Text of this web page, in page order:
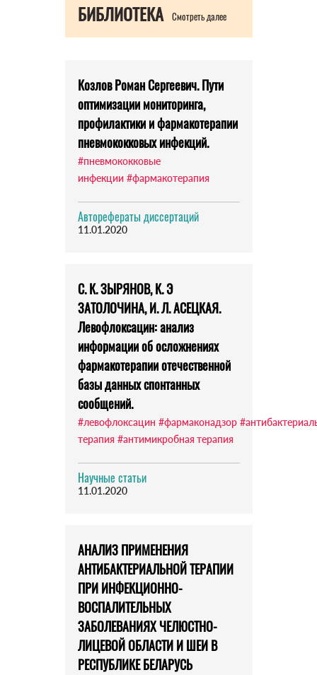
БИБЛИОТЕКА Смотреть далее
Козлов Роман Сергеевич. Пути
оптимизации мониторинга,
профилактики и фармакотерапии
пневмококковых инфекций.
#пневмококковые
инфекции #фармакотерапия
Авторефераты диссертаций
11.01.2020
С. К. ЗЫРЯНОВ, К. Э
ЗАТОЛОЧИНА, И. Л. АСЕЦКАЯ.
Левофлоксацин: анализ
информации об осложнениях
фармакотерапии отечественной
базы данных спонтанных
сообщений.
#левофлоксацин #фармаконадзор
терапия #антимикробная терапия
Научные статьи
11.01.2020
АНАЛИЗ ПРИМЕНЕНИЯ
АНТИБАКТЕРИАЛЬНОЙ ТЕРАПИИ
ПРИ ИНФЕКЦИОННО-
ВОСПАЛИТЕЛЬНЫХ
ЗАБОЛЕВАНИЯХ ЧЕЛЮСТНО-
ЛИЦЕВОЙ ОБЛАСТИ И ШЕИ В
РЕСПУБЛИКЕ БЕЛАРУСЬ